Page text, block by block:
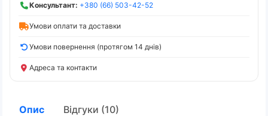
Консультант: +380 (66) 503-42-52
Умови оплати та доставки
Умови повернення (протягом 14 днів)
Адреса та контакти
Опис Відгуки (10)